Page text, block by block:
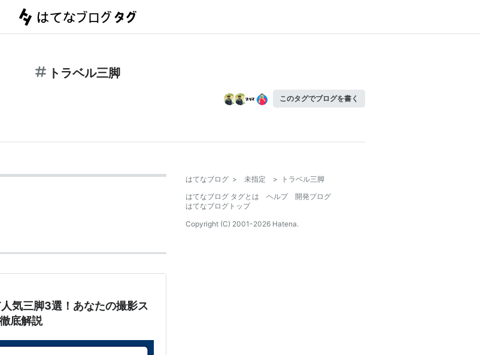
トラベル三脚
このタグでブログを書く
気三脚3選！あなたの撮影ス
底解説
はてなブログ > 未指定 >
トラベル三脚
はてなブログ タグとは
ヘルプ
開発ブログ
はてなブログトップ
Copyright (C) 2001-2026 Hatena.